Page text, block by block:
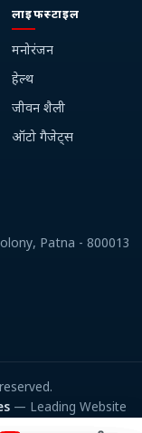
लाइफस्टाइल
मनोरंजन
हेल्थ
जीवन शैली
ऑटो गैजेट्स
Patna - 800013
— Leading Website